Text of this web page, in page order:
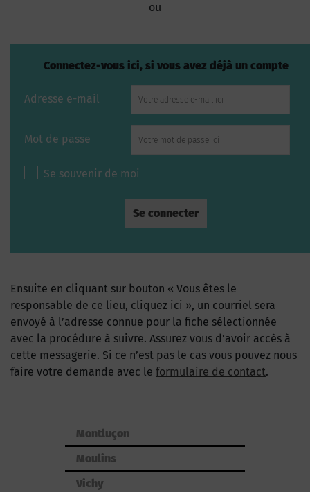
ou
Connectez-vous ici, si vous avez déjà un compte
Adresse e-mail
Mot de passe
Se souvenir de moi
Ensuite en cliquant sur bouton « Vous êtes le
responsable de ce lieu, cliquez ici », un courriel sera
envoyé à l’adresse connue pour la fiche sélectionnée
avec la procédure à suivre. Assurez vous d’avoir accès à
cette messagerie. Si ce n’est pas le cas vous pouvez nous
faire votre demande avec le formulaire de contact.
Montluçon
Moulins
Vichy